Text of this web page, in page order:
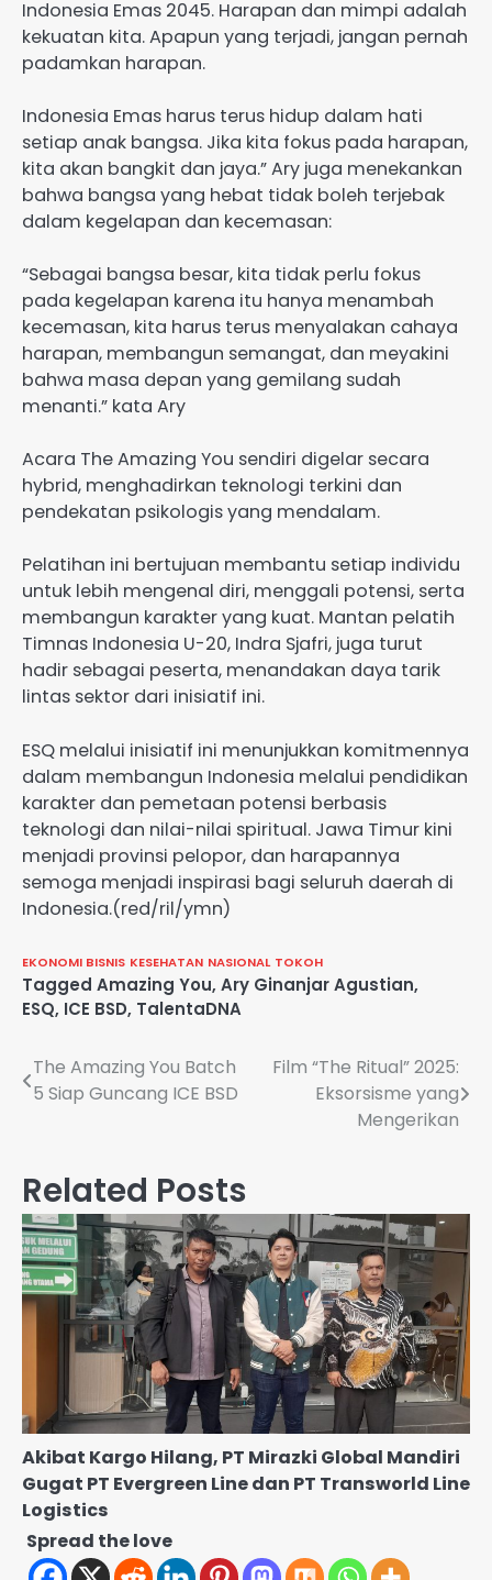
Indonesia Emas 2045. Harapan dan mimpi adalah
kekuatan kita. Apapun yang terjadi, jangan pernah
padamkan harapan.
Indonesia Emas harus terus hidup dalam hati
setiap anak bangsa. Jika kita fokus pada harapan,
kita akan bangkit dan jaya.” Ary juga menekankan
bahwa bangsa yang hebat tidak boleh terjebak
dalam kegelapan dan kecemasan:
“Sebagai bangsa besar, kita tidak perlu fokus
pada kegelapan karena itu hanya menambah
kecemasan, kita harus terus menyalakan cahaya
harapan, membangun semangat, dan meyakini
bahwa masa depan yang gemilang sudah
menanti.” kata Ary
Acara The Amazing You sendiri digelar secara
hybrid, menghadirkan teknologi terkini dan
pendekatan psikologis yang mendalam.
Pelatihan ini bertujuan membantu setiap individu
untuk lebih mengenal diri, menggali potensi, serta
membangun karakter yang kuat. Mantan pelatih
Timnas Indonesia U-20, Indra Sjafri, juga turut
hadir sebagai peserta, menandakan daya tarik
lintas sektor dari inisiatif ini.
ESQ melalui inisiatif ini menunjukkan komitmennya
dalam membangun Indonesia melalui pendidikan
karakter dan pemetaan potensi berbasis
teknologi dan nilai-nilai spiritual. Jawa Timur kini
menjadi provinsi pelopor, dan harapannya
semoga menjadi inspirasi bagi seluruh daerah di
Indonesia.(red/ril/ymn)
EKONOMI BISNIS KESEHATAN NASIONAL TOKOH
Tagged Amazing You, Ary Ginanjar Agustian,
ESQ, ICE BSD, TalentaDNA
Navigasi
pos
The Amazing You Batch
5 Siap Guncang ICE BSD
Film “The Ritual” 2025:
Eksorsisme yang
Mengerikan
Related Posts
Akibat Kargo Hilang, PT Mirazki Global Mandiri
Gugat PT Evergreen Line dan PT Transworld Line
Logistics
Spread the love